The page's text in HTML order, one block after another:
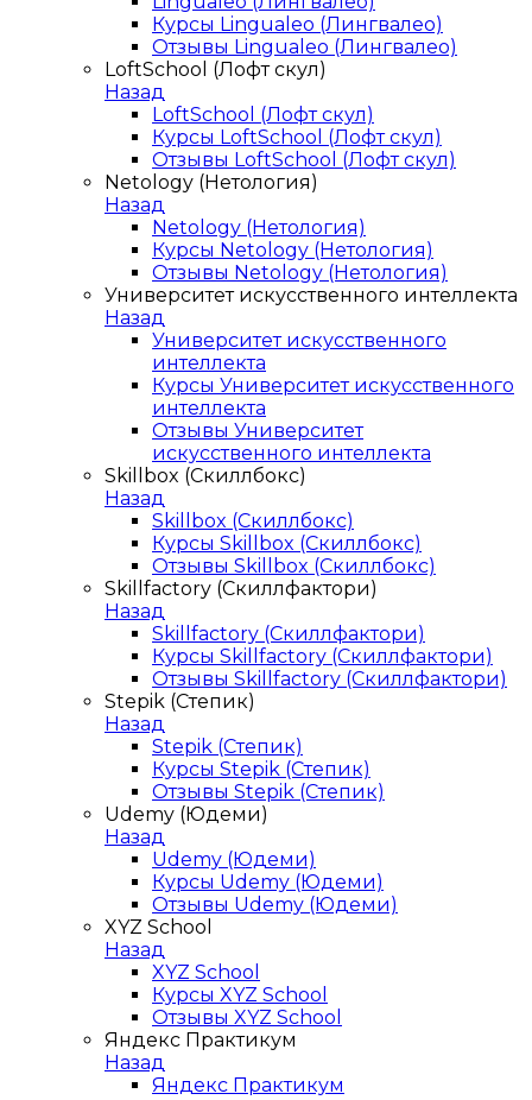
Курсы Lingualeo (Лингвалео)
Отзывы Lingualeo (Лингвалео)
LoftSchool (Лофт скул)
Назад
LoftSchool (Лофт скул)
Курсы LoftSchool (Лофт скул)
Отзывы LoftSchool (Лофт скул)
Netology (Нетология)
Назад
Netology (Нетология)
Курсы Netology (Нетология)
Отзывы Netology (Нетология)
Университет искусственного интеллекта
Назад
Университет искусственного
интеллекта
Курсы Университет искусственного
интеллекта
Отзывы Университет
искусственного интеллекта
Skillbox (Скиллбокс)
Назад
Skillbox (Скиллбокс)
Курсы Skillbox (Скиллбокс)
Отзывы Skillbox (Скиллбокс)
Skillfactory (Скиллфактори)
Назад
Skillfactory (Скиллфактори)
Курсы Skillfactory (Скиллфактори)
Отзывы Skillfactory (Скиллфактори)
Stepik (Степик)
Назад
Stepik (Степик)
Курсы Stepik (Степик)
Отзывы Stepik (Степик)
Udemy (Юдеми)
Назад
Udemy (Юдеми)
Курсы Udemy (Юдеми)
Отзывы Udemy (Юдеми)
XYZ School
Назад
XYZ School
Курсы XYZ School
Отзывы XYZ School
Яндекс Практикум
Назад
Яндекс Практикум